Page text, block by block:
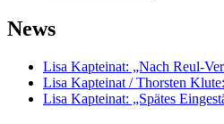
News
Lisa Kapteinat: „Nach Reul-
Lisa Kapteinat / Thorsten
Lisa Kapteinat: „Spätes